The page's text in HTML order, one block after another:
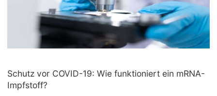
Schutz vor COVID-19: Wie funktioniert ein mRNA-
Impfstoff?